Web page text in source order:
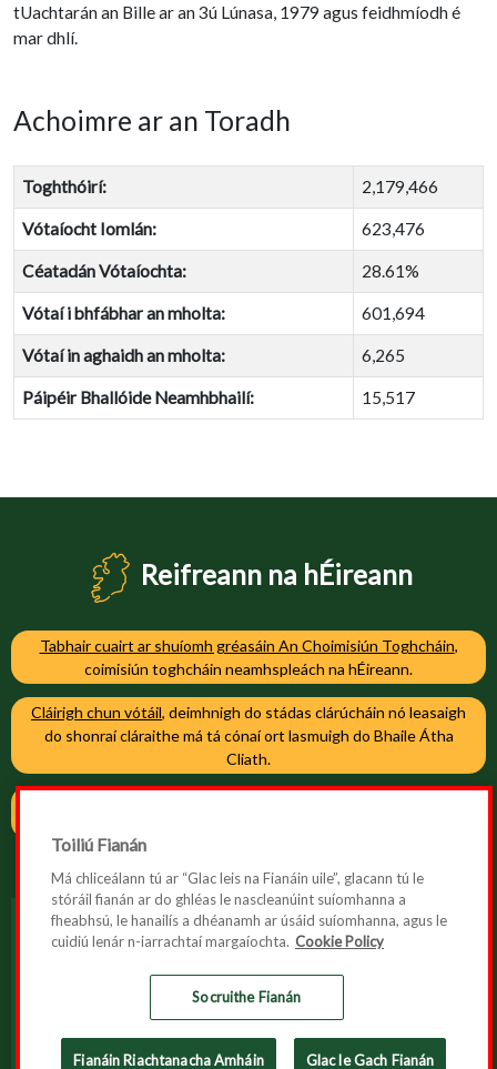
tUachtarán an Bille ar an 3ú Lúnasa, 1979 agus feidhmíodh é
mar dhlí.
Achoimre ar an Toradh
Toghthóirí: 2,179,466
Vótaíocht Iomlán: 623,476
Céatadán Vótaíochta: 28.61%
Vótaí i bhfábhar an mholta: 601,694
Vótaí in aghaidh an mholta: 6,265
Páipéir Bhallóide Neamhbhailí: 15,517
Reifreann na hÉireann
Tabhair cuairt ar shuíomh gréasáin An Choimisiún Toghcháin,
coimisiún toghcháin neamhspleách na hÉireann.
Cláirigh chun vótáil, deimhnigh do stádas clárúcháin nó leasaigh
do shonraí cláraithe má tá cónaí ort lasmuigh do Bhaile Átha
Cliath.
Inrochtaineacht
Polasaí maidir le Fianáin
Polasaí Príobháideachais
Toiliú Fianán
Má chliceálann tú ar “Glac leis na Fianáin uile”, glacann tú le
stóráil fianán ar do ghléas le nascleanúint suíomhanna a
fheabhsú, le hanailís a dhéanamh ar úsáid suíomhanna, agus le
cuidiú lenár n-iarrachtaí margaíochta. Cookie Policy
Socruithe Fianán
Fianáin Riachtanacha Amháin Glac le Gach Fianán